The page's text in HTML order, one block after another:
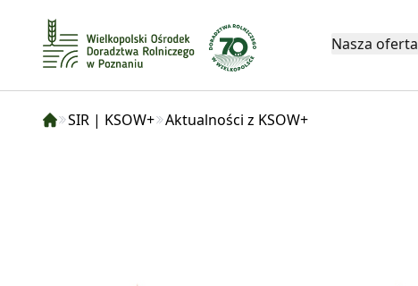
Nasza oferta
SIR | KSOW+ Aktualności z KSOW+